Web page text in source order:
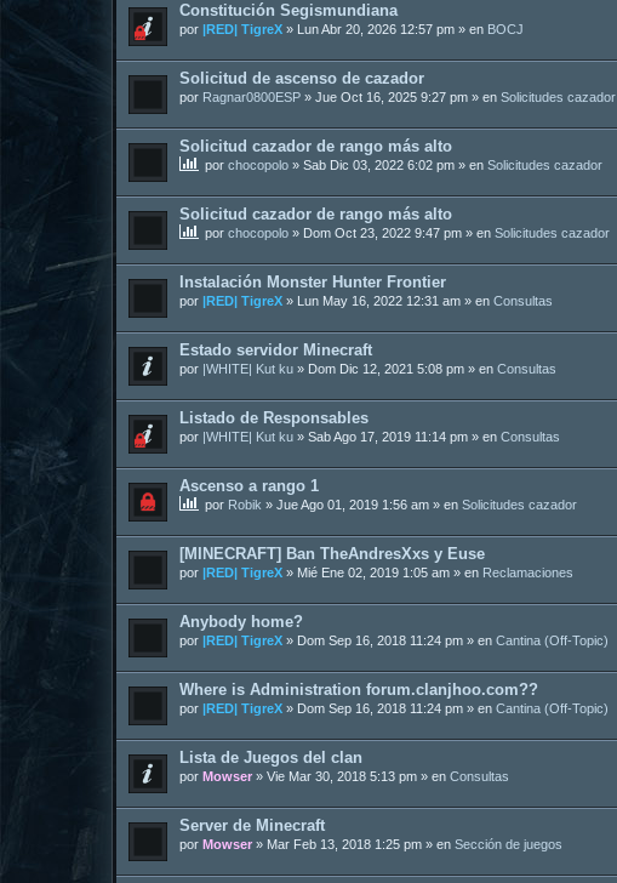
Constitución Segismundiana
por |RED| TigreX » Lun Abr 20, 2026 12:57 pm » en BOCJ
Solicitud de ascenso de cazador
por Ragnar0800ESP » Jue Oct 16, 2025 9:27 pm » en Solicitudes cazador
Solicitud cazador de rango más alto
por chocopolo » Sab Dic 03, 2022 6:02 pm » en Solicitudes cazador
Solicitud cazador de rango más alto
por chocopolo » Dom Oct 23, 2022 9:47 pm » en Solicitudes cazador
Instalación Monster Hunter Frontier
por |RED| TigreX » Lun May 16, 2022 12:31 am » en Consultas
Estado servidor Minecraft
por |WHITE| Kut ku » Dom Dic 12, 2021 5:08 pm » en Consultas
Listado de Responsables
por |WHITE| Kut ku » Sab Ago 17, 2019 11:14 pm » en Consultas
Ascenso a rango 1
por Robik » Jue Ago 01, 2019 1:56 am » en Solicitudes cazador
[MINECRAFT] Ban TheAndresXxs y Euse
por |RED| TigreX » Mié Ene 02, 2019 1:05 am » en Reclamaciones
Anybody home?
por |RED| TigreX » Dom Sep 16, 2018 11:24 pm » en Cantina (Off-Topic)
Where is Administration forum.clanjhoo.com??
por |RED| TigreX » Dom Sep 16, 2018 11:24 pm » en Cantina (Off-Topic)
Lista de Juegos del clan
por Mowser » Vie Mar 30, 2018 5:13 pm » en Consultas
Server de Minecraft
por Mowser » Mar Feb 13, 2018 1:25 pm » en Sección de juegos